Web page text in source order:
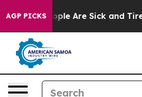
AGP PICKS“People Are Sick and Tired